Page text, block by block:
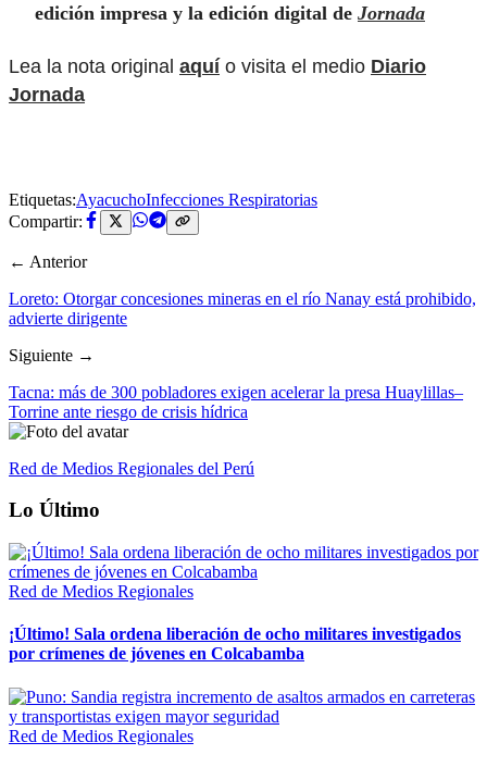
edición impresa y la edición digital de Jornada
Lea la nota original aquí o visita el medio Diario
Jornada
Etiquetas:AyacuchoInfecciones Respiratorias
Compartir:
← Anterior
Loreto: Otorgar concesiones mineras en el río Nanay está prohibido,
advierte dirigente
Siguiente →
Tacna: más de 300 pobladores exigen acelerar la presa Huaylillas–
Torrine ante riesgo de crisis hídrica
Red de Medios Regionales del Perú
Lo Último
Red de Medios Regionales
¡Último! Sala ordena liberación de ocho militares investigados
por crímenes de jóvenes en Colcabamba
Red de Medios Regionales